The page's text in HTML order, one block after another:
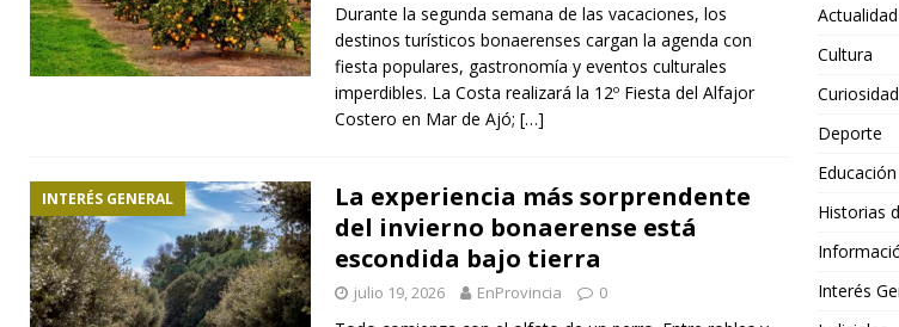
Durante la segunda semana de las vacaciones, los
destinos turísticos bonaerenses cargan la agenda con
fiesta populares, gastronomía y eventos culturales
imperdibles. La Costa realizará la 12º Fiesta del Alfajor
Costero en Mar de Ajó; […]
INTERÉS GENERAL
La experiencia más sorprendente
del invierno bonaerense está
escondida bajo tierra
julio 19, 2026 EnProvincia 0
Actualidad
Cultura
Deporte
Educación
Historias
Interés